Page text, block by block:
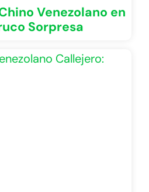
Venezolano en
Sorpresa